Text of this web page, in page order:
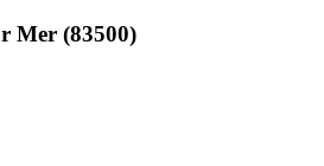
Mer (83500)